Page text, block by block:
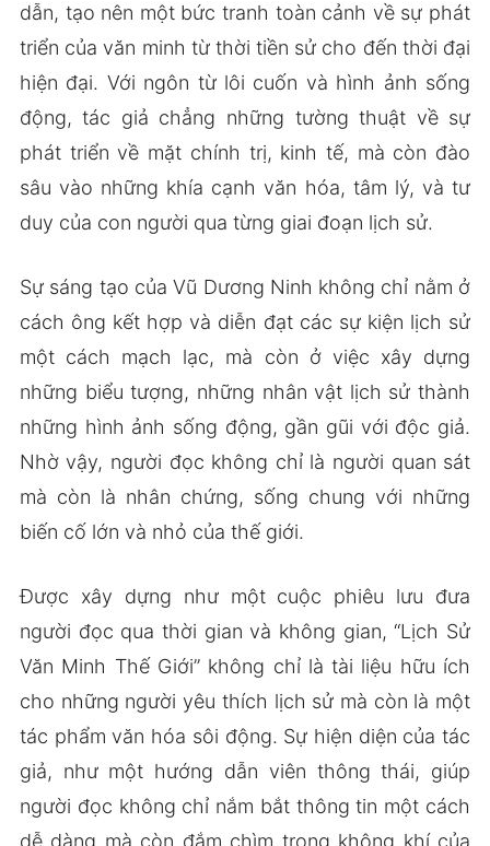
dẫn, tạo nên một bức tranh toàn cảnh về sự phát
triển của văn minh từ thời tiền sử cho đến thời đại
hiện đại. Với ngôn từ lôi cuốn và hình ảnh sống
động, tác giả chẳng những tường thuật về sự
phát triển về mặt chính trị, kinh tế, mà còn đào
sâu vào những khía cạnh văn hóa, tâm lý, và tư
duy của con người qua từng giai đoạn lịch sử.
Sự sáng tạo của Vũ Dương Ninh không chỉ nằm ở
cách ông kết hợp và diễn đạt các sự kiện lịch sử
một cách mạch lạc, mà còn ở việc xây dựng
những biểu tượng, những nhân vật lịch sử thành
những hình ảnh sống động, gần gũi với độc giả.
Nhờ vậy, người đọc không chỉ là người quan sát
mà còn là nhân chứng, sống chung với những
biến cố lớn và nhỏ của thế giới.
Được xây dựng như một cuộc phiêu lưu đưa
người đọc qua thời gian và không gian, “Lịch Sử
Văn Minh Thế Giới” không chỉ là tài liệu hữu ích
cho những người yêu thích lịch sử mà còn là một
tác phẩm văn hóa sôi động. Sự hiện diện của tác
giả, như một hướng dẫn viên thông thái, giúp
người đọc không chỉ nắm bắt thông tin một cách
dễ dàng mà còn đắm chìm trong không khí của